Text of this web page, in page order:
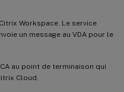
Workspace. Le service
un message au VDA pour le
au point de terminaison qui
Cloud.